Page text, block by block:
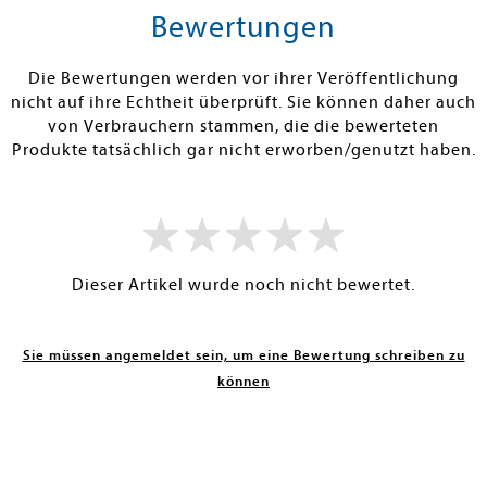
Vorbestellen
Bewertungen
Die Bewertungen werden vor ihrer Veröffentlichung
nicht auf ihre Echtheit überprüft. Sie können daher auch
von Verbrauchern stammen, die die bewerteten
Produkte tatsächlich gar nicht erworben/genutzt haben.
Dieser Artikel wurde noch nicht bewertet.
Sie müssen angemeldet sein, um eine Bewertung schreiben zu
können